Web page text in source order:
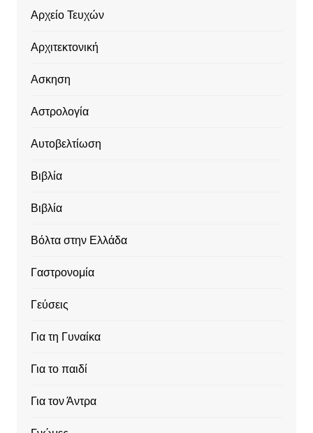
Αρχείο Τευχών
Αρχιτεκτονική
Ασκηση
Αστρολογία
Αυτοβελτίωση
Βιβλία
Βιβλία
Βόλτα στην Ελλάδα
Γαστρονομία
Γεύσεις
Για τη Γυναίκα
Για το παιδί
Για τον Άντρα